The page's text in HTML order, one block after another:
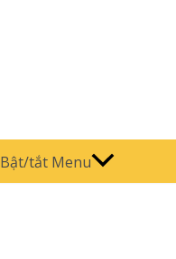
Bật/tắt Menu